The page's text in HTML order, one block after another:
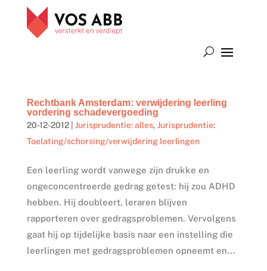
Rechtbank Amsterdam: verwijdering leerling
vordering schadevergoeding
20-12-2012| Jurisprudentie: alles, Jurisprudentie:
Toelating/schorsing/verwijdering leerlingen
Een leerling wordt vanwege zijn drukke en
ongeconcentreerde gedrag getest: hij zou ADHD
hebben. Hij doubleert, leraren blijven
rapporteren over gedragsproblemen. Vervolgens
gaat hij op tijdelijke basis naar een instelling die
leerlingen met gedragsproblemen opneemt en...